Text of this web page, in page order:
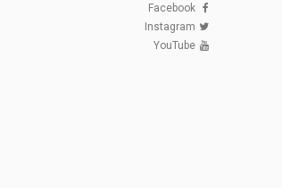
Facebook
Instagram
YouTube